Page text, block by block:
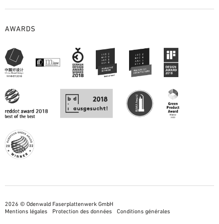
AWARDS
2026 © Odenwald Faserplattenwerk GmbH
Mentions légales
Protection des données Conditions générales